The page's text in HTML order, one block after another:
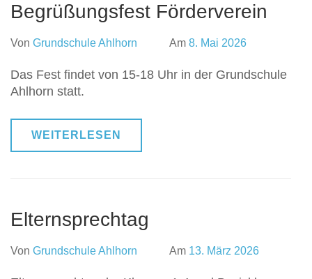
Begrüßungsfest Förderverein
Von Grundschule Ahlhorn Am 8. Mai 2026
Das Fest findet von 15-18 Uhr in der Grundschule
Ahlhorn statt.
WEITERLESEN
Elternsprechtag
Von Grundschule Ahlhorn Am 13. März 2026